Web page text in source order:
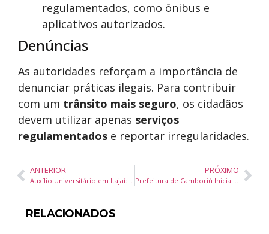
regulamentados, como ônibus e
aplicativos autorizados.
Denúncias
As autoridades reforçam a importância de
denunciar práticas ilegais. Para contribuir
com um trânsito mais seguro, os cidadãos
devem utilizar apenas serviços
regulamentados e reportar irregularidades.
ANTERIOR
Auxílio Universitário em Itajaí: Inscrições Abertas até 28 de Fevereiro
PRÓXIMO
Prefeitura de Camboriú Inicia Reforma de Ampliação da Escola Domingos Fonseca
RELACIONADOS